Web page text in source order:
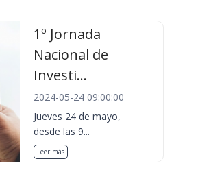
1º Jornada
Nacional de
Investi...
2024-05-24 09:00:00
Jueves 24 de mayo,
desde las 9...
Leer más